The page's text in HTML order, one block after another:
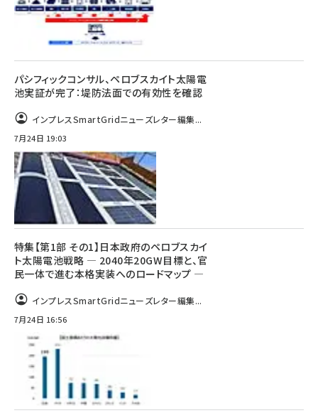
パシフィックコンサル、ペロブスカイト太陽電
池実証が完了：堤防法面での有効性を確認
インプレスSmartGridニューズレター編集...
7月24日 19:03
特集【第1部 その1】日本政府のペロブスカイ
ト太陽電池戦略 ― 2040年20GW目標と、官
民一体で進む本格実装へのロードマップ ―
インプレスSmartGridニューズレター編集...
7月24日 16:56